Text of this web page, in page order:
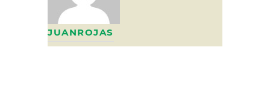
JUANROJAS